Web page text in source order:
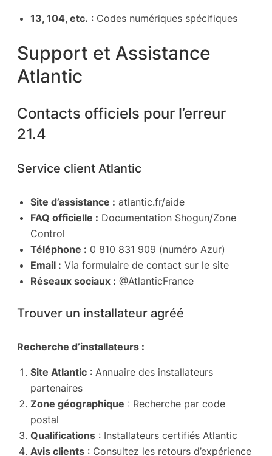
13, 104, etc. : Codes numériques spécifiques
Support et Assistance
Atlantic
Contacts officiels pour l’erreur
21.4
Service client Atlantic
Site d’assistance : atlantic.fr/aide
FAQ officielle : Documentation Shogun/Zone
Control
Téléphone : 0 810 831 909 (numéro Azur)
Email : Via formulaire de contact sur le site
Réseaux sociaux : @AtlanticFrance
Trouver un installateur agréé
Recherche d’installateurs :
Site Atlantic : Annuaire des installateurs
partenaires
Zone géographique : Recherche par code
postal
Qualifications : Installateurs certifiés Atlantic
Avis clients : Consultez les retours d’expérience